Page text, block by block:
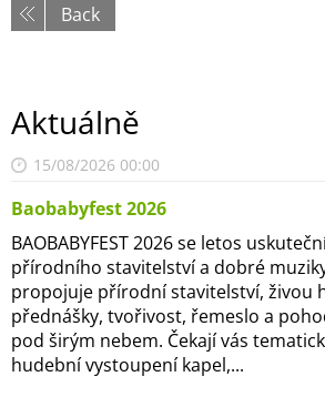
Back
Aktuálně
15/08/2026 00:00
Baobabyfest 2026
BAOBABYFEST 2026 se letos
přírodního stavitelství a dobré muziky.
propojuje přírodní stavitelství, živou
přednášky, tvořivost, řemeslo a
pod širým nebem. Čekají vás
hudební vystoupení kapel,...